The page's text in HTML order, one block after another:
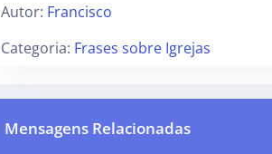
Autor: Francisco
Categoria: Frases sobre Igrejas
Mensagens Relacionadas